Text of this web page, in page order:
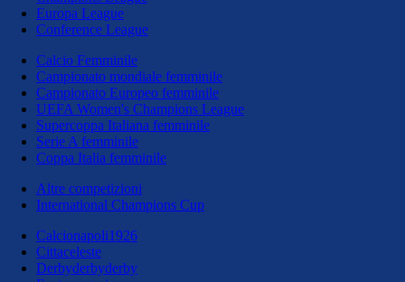
Europa League
Conference League
Calcio Femminile
Campionato mondiale femminile
Campionato Europeo femminile
UEFA Women's Champions League
Supercoppa Italiana femminile
Serie A femminile
Coppa Italia femminile
Altre competizioni
International Champions Cup
Calcionapoli1926
Cittaceleste
Derbyderbyderby